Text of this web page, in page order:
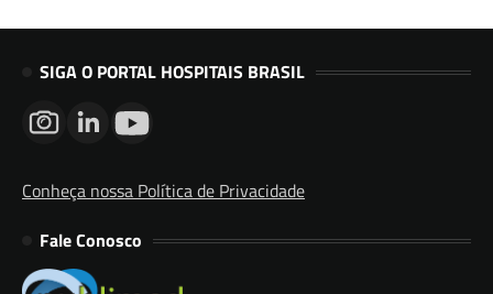
SIGA O PORTAL HOSPITAIS BRASIL
Conheça nossa Política de Privacidade
Fale Conosco